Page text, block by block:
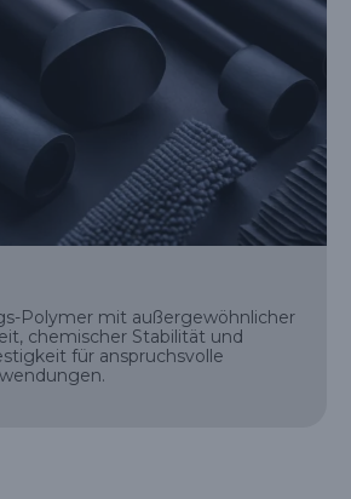
Polymer mit außergewöhnlicher
chemischer Stabilität und
für anspruchsvolle